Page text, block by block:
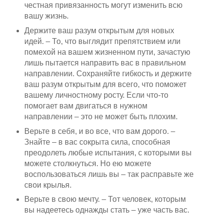
честная привязанность могут изменить всю
вашу жизнь.
Держите ваш разум открытым для новых
идей. – То, что выглядит препятствием или
помехой на вашем жизненном пути, зачастую
лишь пытается направить вас в правильном
направлении. Сохраняйте гибкость и держите
ваш разум открытым для всего, что поможет
вашему личностному росту. Если что-то
помогает вам двигаться в нужном
направлении – это не может быть плохим.
Верьте в себя, и во все, что вам дорого. –
Знайте – в вас сокрыта сила, способная
преодолеть любые испытания, с которыми вы
можете столкнуться. Но ею можете
воспользоваться лишь вы – так расправьте же
свои крылья.
Верьте в свою мечту. – Тот человек, которым
вы надеетесь однажды стать – уже часть вас.